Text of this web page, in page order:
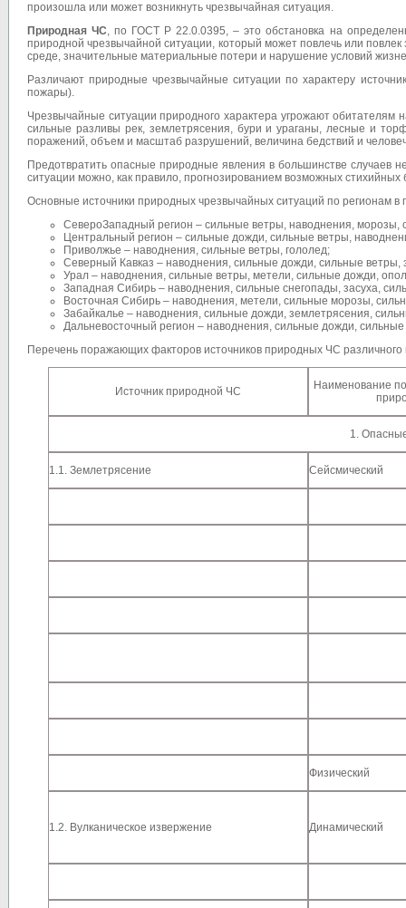
произошла или может возникнуть чрезвычайная ситуация.
Природная ЧС, по ГОСТ Р 22.0.03­95, – это обстановка на
природной чрезвычайной ситуации, который может повлечь или
среде, значительные материальные потери и нарушение условий
Различают природные чрезвычайные ситуации по характеру
пожары).
Чрезвычайные ситуации природного характера угрожают
сильные разливы рек, землетрясения, бури и ураганы, лесные и
поражений, объем и масштаб разрушений, величина бедствий и
Предотвратить опасные природные явления в большинстве случаев
ситуации можно, как правило, прогнозированием возможных стихийных
Основные источники природных чрезвычайных ситуаций по регионам
Северо­Западный регион – сильные ветры, наводнения, морозы,
Центральный регион – сильные дожди, сильные ветры,
Приволжье – наводнения, сильные ветры, гололед;
Северный Кавказ – наводнения, сильные дожди, сильные ветры,
Урал – наводнения, сильные ветры, метели, сильные дожди,
Западная Сибирь – наводнения, сильные снегопады, засуха,
Восточная Сибирь – наводнения, метели, сильные морозы,
Забайкалье – наводнения, сильные дожди, землетрясения,
Дальневосточный регион – наводнения, сильные дожди,
Перечень поражающих факторов источников природных ЧС
Источник природной ЧС
Наименование
1.
1.1. Землетрясение Сейсмический
Физический
1.2. Вулканическое извержение Динамический